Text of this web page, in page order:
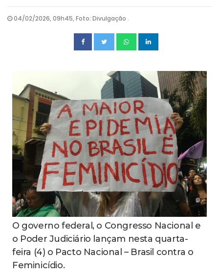
04/02/2026, 09h45, Foto: Divulgação .
O governo federal, o Congresso Nacional e
o Poder Judiciário lançam nesta quarta-
feira (4) o Pacto Nacional – Brasil contra o
Feminicídio.